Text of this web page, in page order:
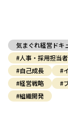
気まぐれ経営ドキ
#人事・採用担当者
#自己成長
#
#経営戦略
#
#組織開発